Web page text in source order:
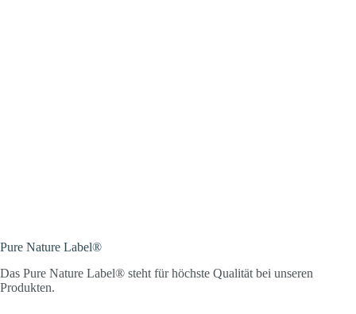
Pure Nature Label®
Das Pure Nature Label® steht für höchste Qualität bei unseren
Produkten.